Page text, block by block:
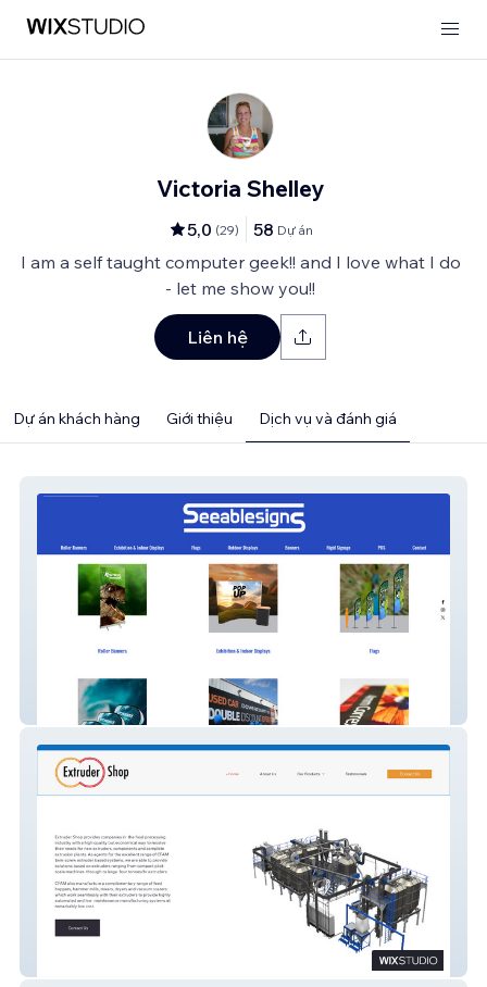
Victoria Shelley
5,0 (29) 58 Dự án
I am a self taught computer geek!! and I love what I do
- let me show you!!
Liên hệ
Dự án khách hàng Giới thiệu Dịch vụ và đánh giá
SeeableSigns